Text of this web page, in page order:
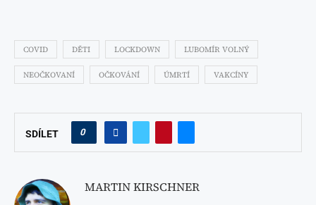
COVID DĚTI LOCKDOWN LUBOMÍR VOLNÝ
NEOČKOVANÍ OČKOVÁNÍ ÚMRTÍ VAKCÍNY
SDÍLET 0
MARTIN KIRSCHNER